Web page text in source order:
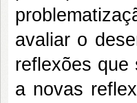
avaliar o
reflexões que
a novas